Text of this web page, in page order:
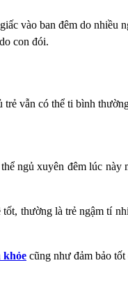
vào ban đêm do nhiều
con đói.
vẫn có thể ti bình
ngủ xuyên đêm lúc này
thường là trẻ ngậm tí
khỏe cũng như đảm bảo tốt